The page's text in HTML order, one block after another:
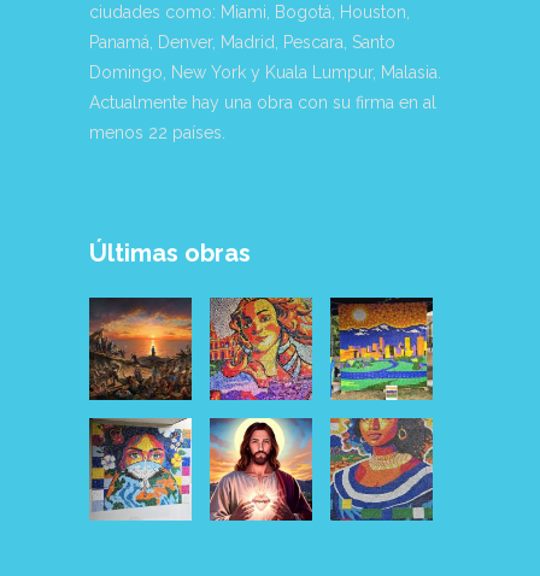
ciudades como: Miami, Bogotá, Houston,
Panamá, Denver, Madrid, Pescara, Santo
Domingo, New York y Kuala Lumpur, Malasia.
Actualmente hay una obra con su firma en al
menos 22 países.
Últimas obras